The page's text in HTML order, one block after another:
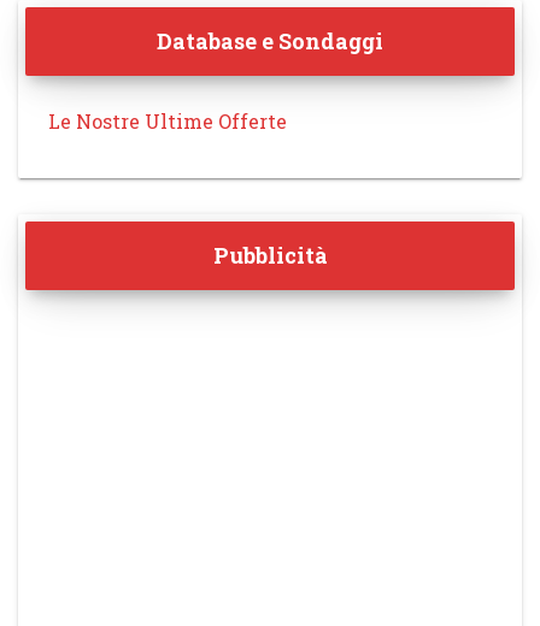
Database e Sondaggi
Le Nostre Ultime Offerte
Pubblicità